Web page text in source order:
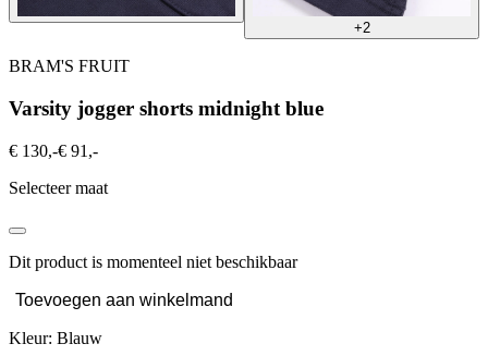
+2
BRAM'S FRUIT
Varsity jogger shorts midnight blue
€ 130,-€ 91,-
Selecteer maat
Dit product is momenteel niet beschikbaar
Toevoegen aan winkelmand
Kleur: Blauw